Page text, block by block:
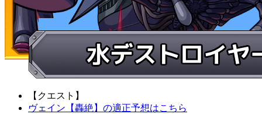
【クエスト】
ヴェイン【轟絶】の適正予想はこちら